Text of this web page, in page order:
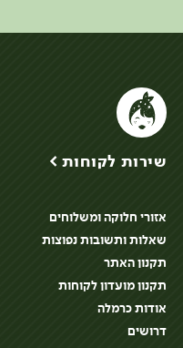
שירות לקוחות >
אזורי חלוקה ומשלוחים
שאלות ותשובות נפוצות
תקנון האתר
תקנון מועדון לקוחות
אודות כרמלה
דרושים